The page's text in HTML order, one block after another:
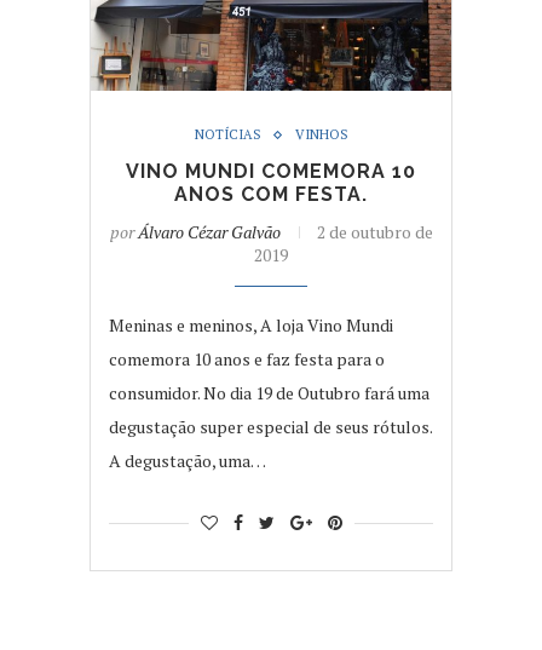
NOTÍCIAS VINHOS
VINO MUNDI COMEMORA 10
ANOS COM FESTA.
porÁlvaro Cézar Galvão
2 de outubro de
2019
Meninas e meninos, A loja Vino Mundi
comemora 10 anos e faz festa para o
consumidor. No dia 19 de Outubro fará uma
degustação super especial de seus rótulos.
A degustação, uma…